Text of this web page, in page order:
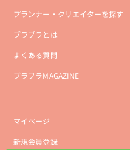
プランナー・クリエイターを探す
ブラプラとは
よくある質問
ブラプラMAGAZINE
マイページ
新規会員登録